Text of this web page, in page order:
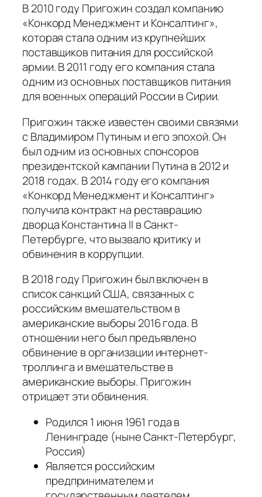
В 2010 году Пригожин создал компанию
«Конкорд Менеджмент и Консалтинг»,
которая стала одним из крупнейших
поставщиков питания для российской
армии. В 2011 году его компания стала
одним из основных поставщиков питания
для военных операций России в Сирии.
Пригожин также известен своими связями
с Владимиром Путиным и его эпохой. Он
был одним из основных спонсоров
президентской кампании Путина в 2012 и
2018 годах. В 2014 году его компания
«Конкорд Менеджмент и Консалтинг»
получила контракт на реставрацию
дворца Константина II в Санкт-
Петербурге, что вызвало критику и
обвинения в коррупции.
В 2018 году Пригожин был включен в
список санкций США, связанных с
российским вмешательством в
американские выборы 2016 года. В
отношении него был предъявлено
обвинение в организации интернет-
троллинга и вмешательстве в
американские выборы. Пригожин
отрицает эти обвинения.
Родился 1 июня 1961 года в
Ленинграде (ныне Санкт-Петербург,
Россия)
Является российским
предпринимателем и